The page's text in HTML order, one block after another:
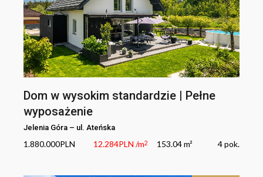
Dom w wysokim standardzie | Pełne
wyposażenie
Jelenia Góra – ul. Ateńska
1.880.000PLN 12.284PLN /m2 153.04 m² 4pok.